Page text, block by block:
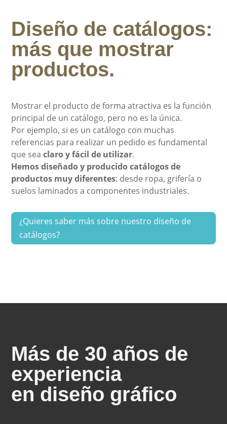
Diseño de catálogos:
más que mostrar
productos.
Mostrar el producto de forma atractiva es la función
principal de un catálogo, pero no es la única.
Por ejemplo, si es un catálogo con muchas
referencias para realizar un pedido es fundamental
que seaclaro y fácil de utilizar.
Hemos diseñado y producido catálogos de
productos muy diferentes: desde ropa, grifería o
suelos laminados a componentes industriales.
¿Quieres saber más sobre nuestro diseño de
catálogos?
Más de 30 años de
experiencia
en diseño gráfico